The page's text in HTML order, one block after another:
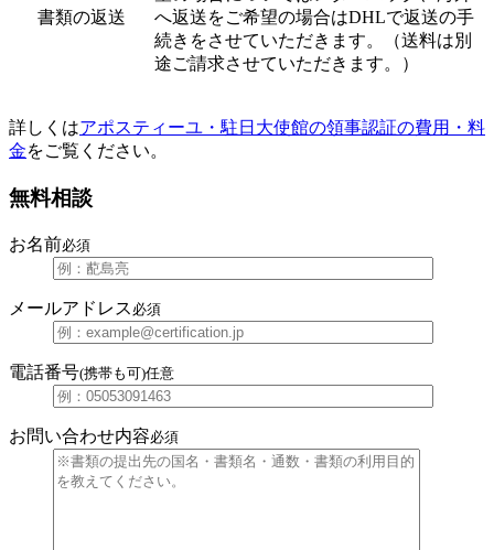
書類の返送
へ返送をご希望の場合はDHLで返送の手
続きをさせていただきます。（送料は別
途ご請求させていただきます。）
詳しくはアポスティーユ・駐日大使館の領事認証の費用・料
金をご覧ください。
無料相談
お名前必須
メールアドレス 必須
電話番号(携帯も可)任意
お問い合わせ内容必須